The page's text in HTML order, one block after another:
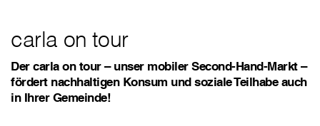
carla on tour
Der carla on tour – unser mobiler Second-Hand-Markt –
fördert nachhaltigen Konsum und soziale Teilhabe auch
in Ihrer Gemeinde!